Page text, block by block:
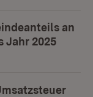
an
Jahr 2025